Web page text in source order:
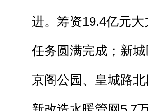
进。筹资19.4亿元
任务圆满完成；新
京阁公园、皇城路